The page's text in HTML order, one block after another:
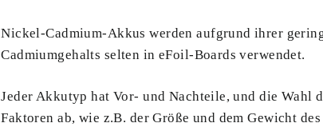
Nickel-Cadmium-Akkus werden aufgrund ihrer
Cadmiumgehalts selten in eFoil-Boards verwendet.
Jeder Akkutyp hat Vor- und Nachteile, und die Wahl
Faktoren ab, wie z.B. der Größe und dem Gewicht